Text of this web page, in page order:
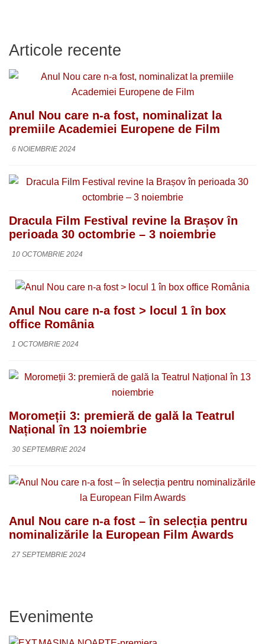
Articole recente
Anul Nou care n-a fost, nominalizat la
premiile Academiei Europene de Film
6 NOIEMBRIE 2024
Dracula Film Festival revine la Brașov în
perioada 30 octombrie – 3 noiembrie
10 OCTOMBRIE 2024
Anul Nou care n-a fost > locul 1 în box
office România
1 OCTOMBRIE 2024
Moromeții 3: premieră de gală la Teatrul
Național în 13 noiembrie
30 SEPTEMBRIE 2024
Anul Nou care n-a fost – în selecția pentru
nominalizările la European Film Awards
27 SEPTEMBRIE 2024
Evenimente